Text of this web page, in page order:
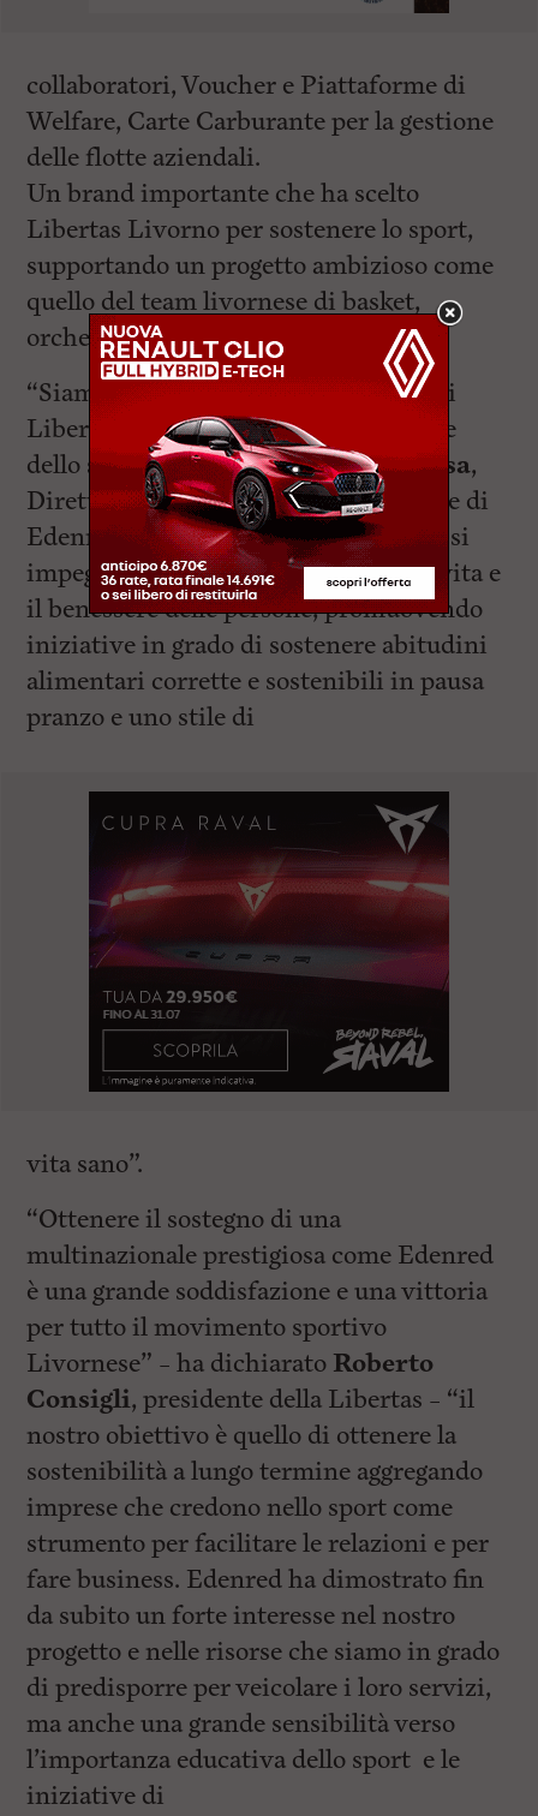
collaboratori, Voucher e Piattaforme di
Welfare, Carte Carburante per la gestione
delle flotte aziendali.
Un brand importante che ha scelto
Libertas Livorno per sostenere lo sport,
supportando un progetto ambizioso come
quello del team livornese di basket,
orchestrato da oltre 48 soci.
“Siamo orgogliosi di essere al fianco di
Libertas Livorno e sostenere il settore
dello sport” – dichiaraStefania Rausa,
Direttore Marketing e Comunicazione di
Edenred Italia – “Da sempre Edenred si
impegna a migliorare la qualità della vita e
il benessere delle persone, promuovendo
iniziative in grado di sostenere abitudini
alimentari corrette e sostenibili in pausa
pranzo e uno stile di
vita sano”.
“Ottenere il sostegno di una
multinazionale prestigiosa come Edenred
è una grande soddisfazione e una vittoria
per tutto il movimento sportivo
Livornese” – ha dichiarato Roberto
Consigli, presidente della Libertas – “il
nostro obiettivo è quello di ottenere la
sostenibilità a lungo termine aggregando
imprese che credono nello sport come
strumento per facilitare le relazioni e per
fare business. Edenred ha dimostrato fin
da subito un forte interesse nel nostro
progetto e nelle risorse che siamo in grado
di predisporre per veicolare i loro servizi,
ma anche una grande sensibilità verso
l’importanza educativa dello sport e le
iniziative di